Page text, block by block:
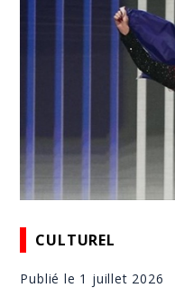
CULTUREL
Publié le 1 juillet 2026